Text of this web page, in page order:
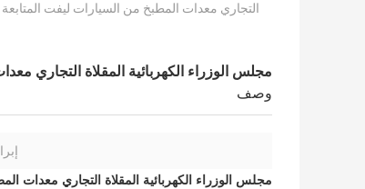
التجاري معدات المطبخ من السيارات ليفت المتابعة
مجلس الوزراء الكهربائية المقلاة التجاري
وصف
مجلس الوزراء الكهربائية المقلاة التجاري معدات